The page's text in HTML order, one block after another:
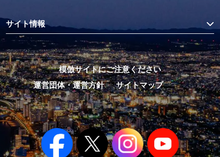
サイト情報
模倣サイトにご注意ください
運営団体・運営方針
サイトマップ